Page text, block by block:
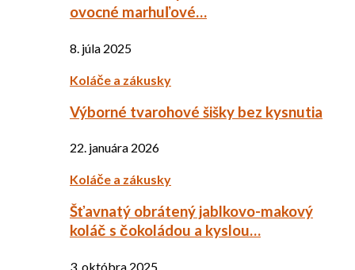
ovocné marhuľové…
8. júla 2025
Koláče a zákusky
Výborné tvarohové šišky bez kysnutia
22. januára 2026
Koláče a zákusky
Šťavnatý obrátený jablkovo-makový
koláč s čokoládou a kyslou…
3. októbra 2025